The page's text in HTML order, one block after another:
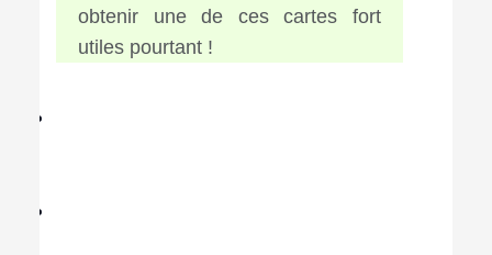
obtenir une de ces cartes fort
utiles pourtant !